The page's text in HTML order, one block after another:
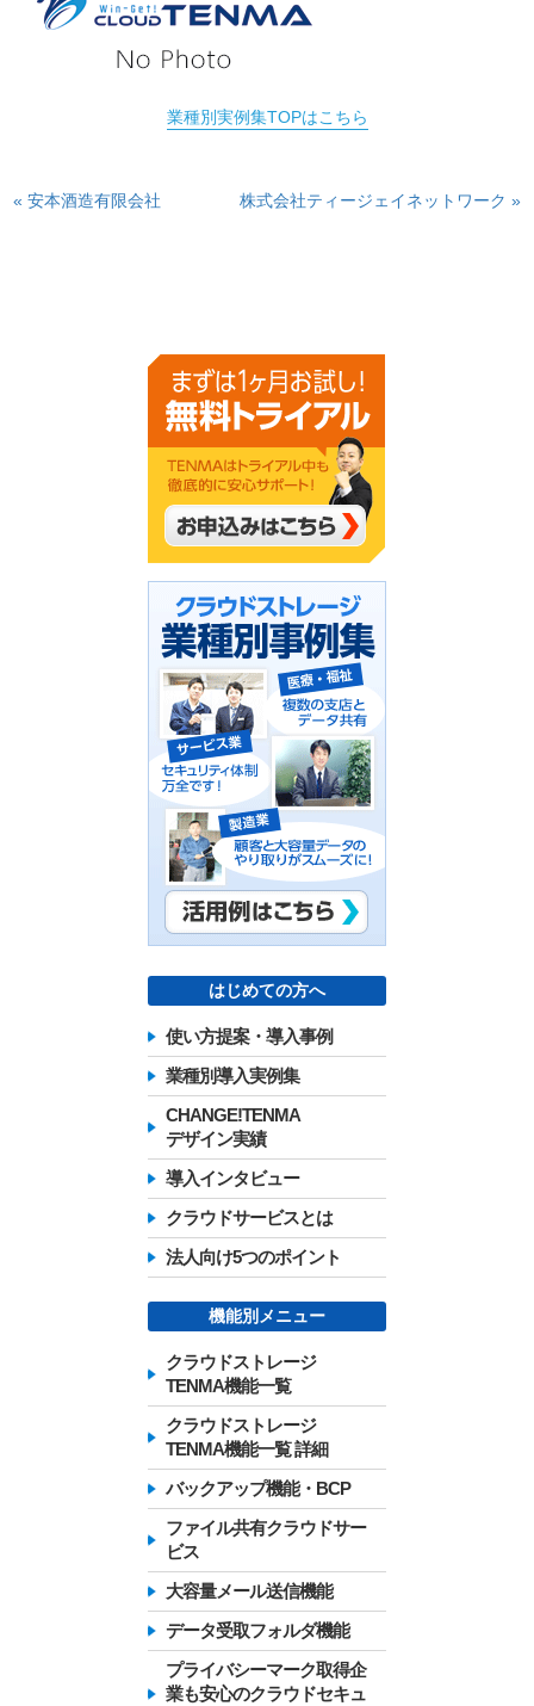
業種別実例集TOPはこちら
« 安本酒造有限会社 株式会社ティージェイネットワーク »
はじめての方へ
使い方提案・導入事例
業種別導入実例集
CHANGE!TENMA
デザイン実績
導入インタビュー
クラウドサービスとは
法人向け5つのポイント
機能別メニュー
クラウドストレージ
TENMA機能一覧
クラウドストレージ
TENMA機能一覧 詳細
バックアップ機能・BCP
ファイル共有クラウドサー
ビス
大容量メール送信機能
データ受取フォルダ機能
プライバシーマーク取得企
業も安心のクラウドセキュ